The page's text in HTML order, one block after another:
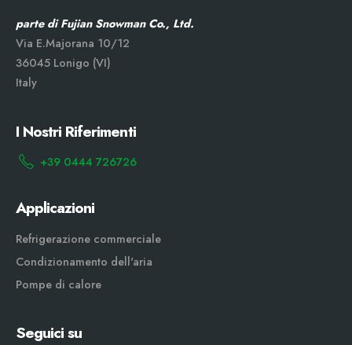
parte di Fujian Snowman Co., Ltd.
Via E.Majorana 10/12
36045 Lonigo (VI)
Italy
I Nostri Riferimenti
+39 0444 726726
Applicazioni
Refrigerazione commerciale
Condizionamento dell'aria
Pompe di calore
Seguici su